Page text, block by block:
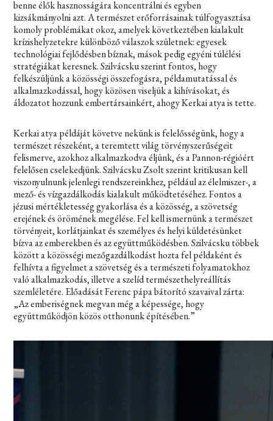
benne élők hasznosságára koncentrálni és egyben
kizsákmányolni azt. A természet erőforrásainak túlfogyasztása
komoly problémákat okoz, amelyek következtében kialakult
krízishelyzetekre különböző válaszok születnek: egyesek
technológiai fejlődésben bíznak, mások pedig egyéni túlélési
stratégiákat keresnek. Szilvácsku szerint fontos, hogy
felkészüljünk a közösségi összefogásra, példamutatással és
alkalmazkodással, hogy közösen viseljük a kihívásokat, és
áldozatot hozzunk embertársainkért, ahogy Kerkai atya is tette.
Kerkai atya példáját követve nekünk is felelősségünk, hogy a
természet részeként, a teremtett világ törvényszerűségeit
felismerve, azokhoz alkalmazkodva éljünk, és a Pannon-régióért
felelősen cselekedjünk. Szilvácsku Zsolt szerint kritikusan kell
viszonyulnunk jelenlegi rendszereinkhez, például az élelmiszer-, a
mező- és vízgazdálkodás kialakult működtetéséhez. Fontos a
jézusi mértékletesség gyakorlása és a közösség, a szövetség
erejének és örömének megélése. Fel kell ismernünk a természet
törvényeit, korlátjainkat és személyes és helyi küldetésünket
bízva az emberekben és az együttműködésben. Szilvácsku többek
között a közösségi mezőgazdálkodást hozta fel példaként és
felhívta a figyelmet a szövetség és a természeti folyamatokhoz
való alkalmazkodás, illetve a szelíd természethelyreállítás
szemléletére. Előadását Ferenc pápa bátorító szavaival zárta:
„Az emberiségnek megvan még a képessége, hogy
együttműködjön közös otthonunk építésében.”